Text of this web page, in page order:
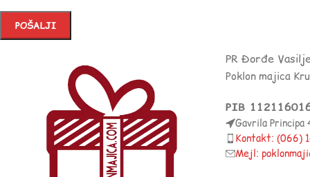
PR Đorđe
Poklon majica
PIB
Gavrila Principa
Kontakt: (066)
Mejl: